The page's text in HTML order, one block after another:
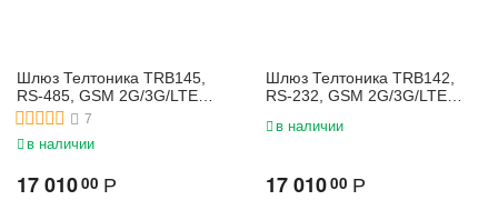
Шлюз Телтоника TRB145,
RS-485, GSM 2G/3G/LTE
сотовый промышленный
7
в наличии
17 01000 Р
Шлюз Телтоника TRB142,
RS-232, GSM 2G/3G/LTE
модем
в наличии
17 01000 Р